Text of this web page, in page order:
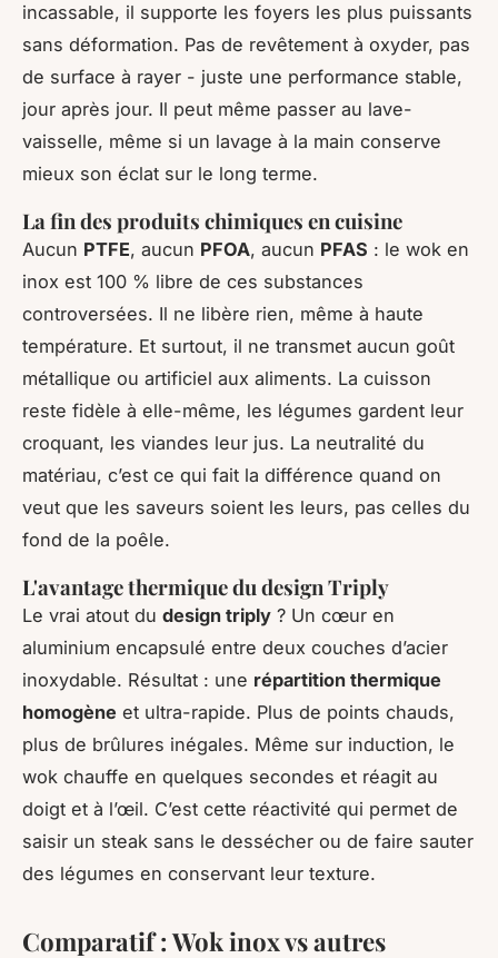
incassable, il supporte les foyers les plus puissants
sans déformation. Pas de revêtement à oxyder, pas
de surface à rayer - juste une performance stable,
jour après jour. Il peut même passer au lave-
vaisselle, même si un lavage à la main conserve
mieux son éclat sur le long terme.
La fin des produits chimiques en cuisine
Aucun PTFE, aucun PFOA, aucun PFAS : le wok en
inox est 100 % libre de ces substances
controversées. Il ne libère rien, même à haute
température. Et surtout, il ne transmet aucun goût
métallique ou artificiel aux aliments. La cuisson
reste fidèle à elle-même, les légumes gardent leur
croquant, les viandes leur jus. La neutralité du
matériau, c’est ce qui fait la différence quand on
veut que les saveurs soient les leurs, pas celles du
fond de la poêle.
L'avantage thermique du design Triply
Le vrai atout du design triply ? Un cœur en
aluminium encapsulé entre deux couches d’acier
inoxydable. Résultat : une répartition thermique
homogène et ultra-rapide. Plus de points chauds,
plus de brûlures inégales. Même sur induction, le
wok chauffe en quelques secondes et réagit au
doigt et à l’œil. C’est cette réactivité qui permet de
saisir un steak sans le dessécher ou de faire sauter
des légumes en conservant leur texture.
Comparatif : Wok inox vs autres